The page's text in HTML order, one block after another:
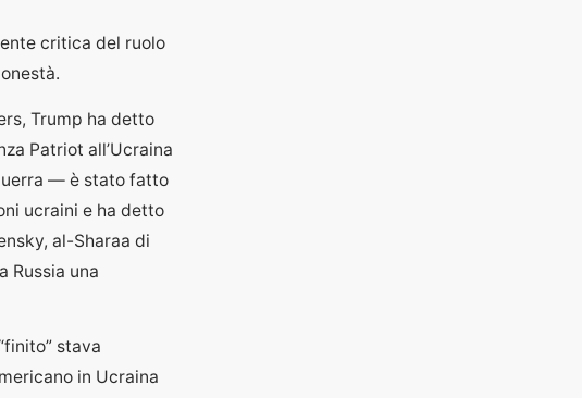
critica del ruolo
Trump ha detto
Patriot all’Ucraina
— è stato fatto
ucraini e ha detto
al-Sharaa di
Russia una
stava
in Ucraina